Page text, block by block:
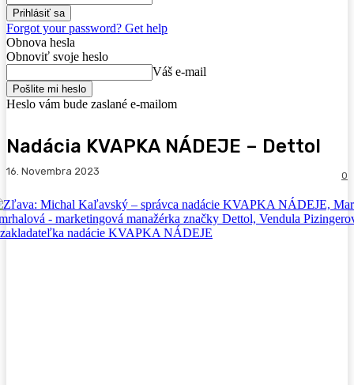
Forgot your password? Get help
Obnova hesla
Obnoviť svoje heslo
Váš e-mail
Heslo vám bude zaslané e-mailom
Nadácia KVAPKA NÁDEJE – Dettol
16. Novembra 2023 0